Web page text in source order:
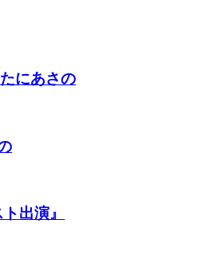
にあさの
出演』